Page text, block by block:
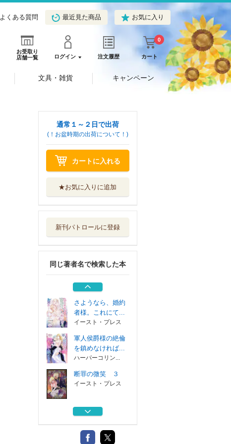
よくある質問 最近見た商品 お気に入り
お受取り
店舗一覧
ログイン 注文履歴 カート
0
文具・雑貨 キャンペーン
通常１～２日で出荷
(！お盆時期の出荷について！)
カートに入れる
★お気に入りに追加
新刊パトロールに登録
同じ著者名で検索した本
断罪の微笑 ３
イースト・プレス
君を愛することを
プランタン出版
断罪の微笑 ２
イースト・プレス
さようなら、婚約
者様。これにて...
イースト・プレス
軍人侯爵様の絶倫
を鎮めなければ...
ハーパーコリン...
断罪の微笑 ３
イースト・プレス
君を愛することを
プランタン出版